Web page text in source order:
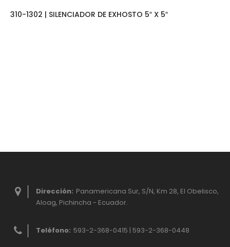
310-1302 | SILENCIADOR DE EXHOSTO 5″ X 5″
Dirección: Panamericana Sur, S/N, Km 28, El Obelisco,
Aloag, Pichincha - Ecuador.
Teléfono: 593-2-368-0415 | 593-2-368-0448